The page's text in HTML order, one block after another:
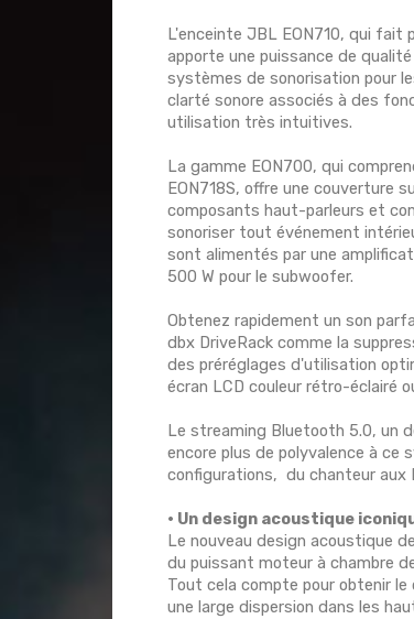
L'enceinte JBL EON710, qui fait
apporte une puissance de
systèmes de sonorisation pour
clarté sonore associés à des
utilisation très intuitives.
La gamme EON700, qui
EON718S, offre une couverture
composants haut-parleurs et
sonoriser tout événement
sont alimentés par une
500 W pour le subwoofer.
Obtenez rapidement un son
dbx DriveRack comme la
des préréglages d'utilisation
écran LCD couleur rétro-éclairé
Le streaming Bluetooth 5.0, un
encore plus de polyvalence à ce
configurations, du chanteur aux
• Un design acoustique
Le nouveau design acoustique
du puissant moteur à chambre
Tout cela compte pour obtenir
une large dispersion dans les